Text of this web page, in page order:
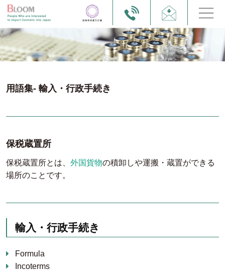
用語集- 輸入・行政手続き
保税蔵置所
保税蔵置所とは、 外国貨物の積卸しや運搬・蔵置ができる
場所のことです。
輸入・行政手続き
Formula
Incoterms